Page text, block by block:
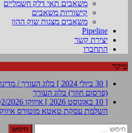
משאבים תאי דלק חשמליים
קישוריות משאבים
משאבים מצגות שוק ההון
Pipeline
יצירת קשר
התחברו
טיקר
[ 30 ביולי 2024 ]
בלוג העורך /
(פרסום חוזר) בלוג העורך
[ 10 באוגוסט 2026 ]
השלמת עסקת טאטא מוטורס
חיפוש: